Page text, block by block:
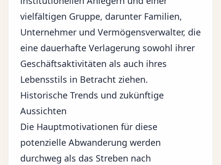
vielfältigen Gruppe, darunter Familien,
Unternehmer und Vermögensverwalter, die
eine dauerhafte Verlagerung sowohl ihrer
Geschäftsaktivitäten als auch ihres
Lebensstils in Betracht ziehen.
Historische Trends und zukünftige
Aussichten
Die Hauptmotivationen für diese
potenzielle Abwanderung werden
durchweg als das Streben nach